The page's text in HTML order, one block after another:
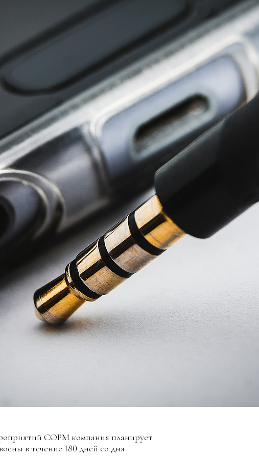
СОРМ компания планирует
в течение 180 дней со дня